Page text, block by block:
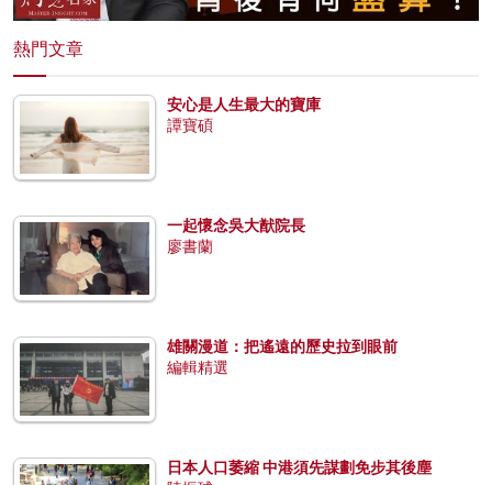
熱門文章
安心是人生最大的寶庫
譚寶碩
一起懷念吳大猷院長
廖書蘭
雄關漫道：把遙遠的歷史拉到眼前
編輯精選
日本人口萎縮 中港須先謀劃免步其後塵